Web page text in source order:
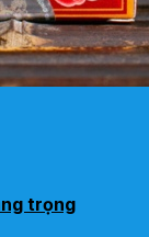
trọng